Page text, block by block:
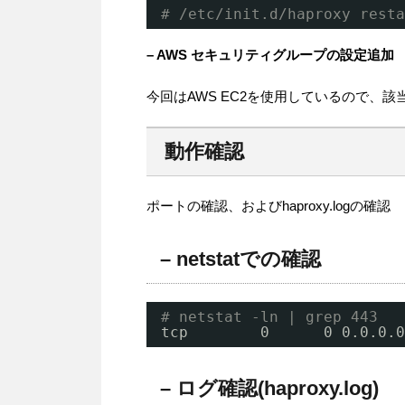
# /etc/init.d/haproxy
– AWS セキュリティグループの設定追加
今回はAWS EC2を使用しているので、該
動作確認
ポートの確認、およびhaproxy.logの確認
– netstatでの確認
# netstat -ln | grep 443
tcp        0      0
– ログ確認(haproxy.log)